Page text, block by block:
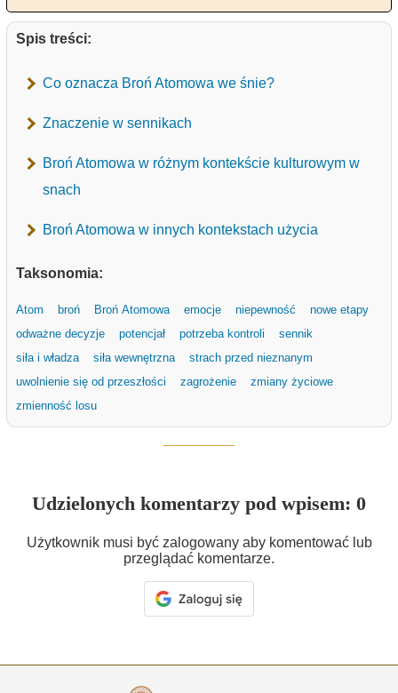
Spis treści:
Co oznacza Broń Atomowa we śnie?
Znaczenie w sennikach
Broń Atomowa w różnym kontekście kulturowym w
snach
Broń Atomowa w innych kontekstach użycia
Taksonomia:
Atom broń Broń Atomowa emocje niepewność
nowe etapy
odważne decyzje
potencjał potrzeba kontroli
sennik
siła i władza
siła wewnętrzna
strach przed nieznanym
uwolnienie się od przeszłości
zagrożenie
zmiany życiowe
zmienność losu
Udzielonych komentarzy pod wpisem: 0
Użytkownik musi być zalogowany aby komentować lub
przeglądać komentarze.